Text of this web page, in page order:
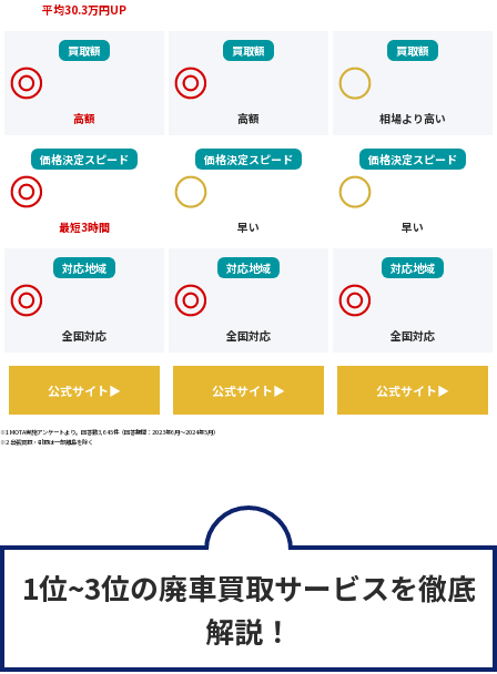
平均30.3万円UP
買取額
高額
買取額
高額
買取額
相場より高い
価格決定スピード
最短3時間
価格決定スピード
早い
価格決定スピード
早い
対応地域
全国対応
対応地域
全国対応
対応地域
全国対応
公式サイト▶ 公式サイト▶ 公式サイト▶
※1 MOTA実施アンケートより。回答数3,645件（回答期間：2023年6月～2024年5月）
※2 出張買取・引取は一部離島を除く
1位~3位の廃車買取サービスを徹底
解説！